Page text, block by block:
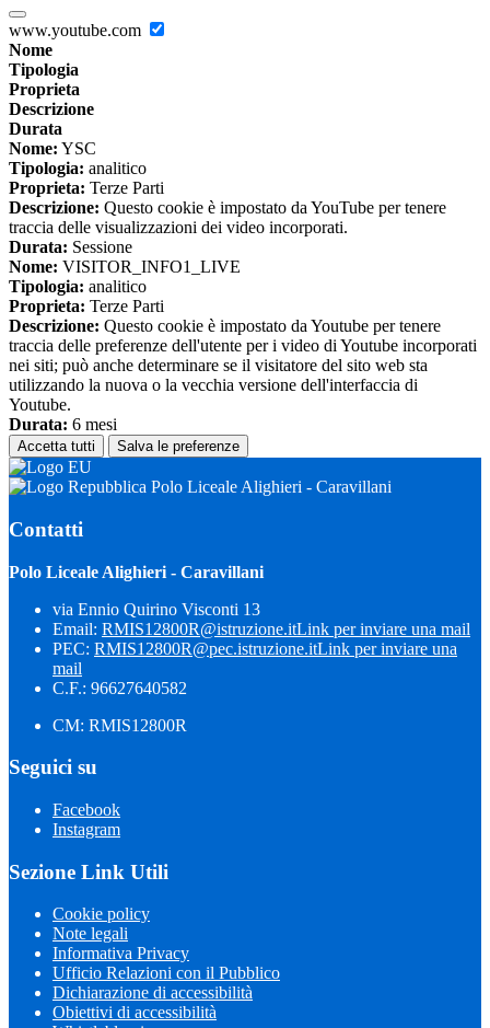
www.youtube.com
Nome
Tipologia
Proprieta
Descrizione
Durata
Nome: YSC
Tipologia: analitico
Proprieta: Terze Parti
Descrizione: Questo cookie è impostato da YouTube per tenere
traccia delle visualizzazioni dei video incorporati.
Durata: Sessione
Nome: VISITOR_INFO1_LIVE
Tipologia: analitico
Proprieta: Terze Parti
Descrizione: Questo cookie è impostato da Youtube per tenere
traccia delle preferenze dell'utente per i video di Youtube incorporati
nei siti; può anche determinare se il visitatore del sito web sta
utilizzando la nuova o la vecchia versione dell'interfaccia di
Youtube.
Durata: 6 mesi
Accetta tutti Salva le preferenze
Polo Liceale Alighieri - Caravillani
Contatti
Polo Liceale Alighieri - Caravillani
via Ennio Quirino Visconti 13
Email: RMIS12800R@istruzione.itLink per inviare una mail
PEC: RMIS12800R@pec.istruzione.itLink per inviare una
mail
C.F.: 96627640582
CM: RMIS12800R
Seguici su
Facebook
Instagram
Sezione Link Utili
Cookie policy
Note legali
Informativa Privacy
Ufficio Relazioni con il Pubblico
Dichiarazione di accessibilità
Obiettivi di accessibilità